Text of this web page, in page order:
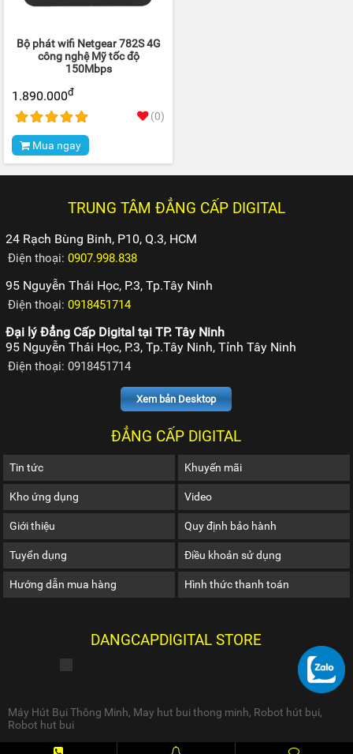
Bộ phát wifi Netgear 782S 4G
công nghệ Mỹ tốc độ
150Mbps
1.890.000đ
(0)
Mua ngay
TRUNG TÂM ĐẲNG CẤP DIGITAL
24 Rạch Bùng Binh, P10, Q.3, HCM
Điện thoại:0907.998.838
95 Nguyễn Thái Học, P.3, Tp.Tây Ninh
Điện thoại:0918451714
Đại lý Đẳng Cấp Digital tại TP. Tây Ninh
95 Nguyễn Thái Học, P.3, Tp.Tây Ninh, Tỉnh Tây Ninh
Điện thoại: 0918451714
Xem bản Desktop
ĐẲNG CẤP DIGITAL
Tin tức Khuyến mãi
Kho ứng dụng Video
Giới thiệu Quy định bảo hành
Tuyển dụng Điều khoản sử dụng
Hướng dẫn mua hàng Hình thức thanh toán
DANGCAPDIGITAL STORE
Máy Hút Bụi Thông Minh, May hut bui thong minh, Robot hút bụi,
Robot hut bui